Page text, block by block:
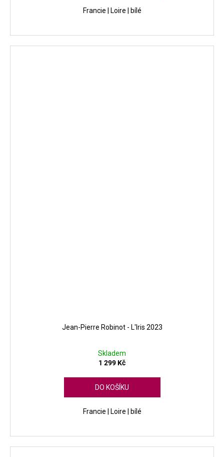
Francie | Loire | bílé
Jean-Pierre Robinot - L'Iris 2023
Skladem
1 299 Kč
DO KOŠÍKU
Francie | Loire | bílé